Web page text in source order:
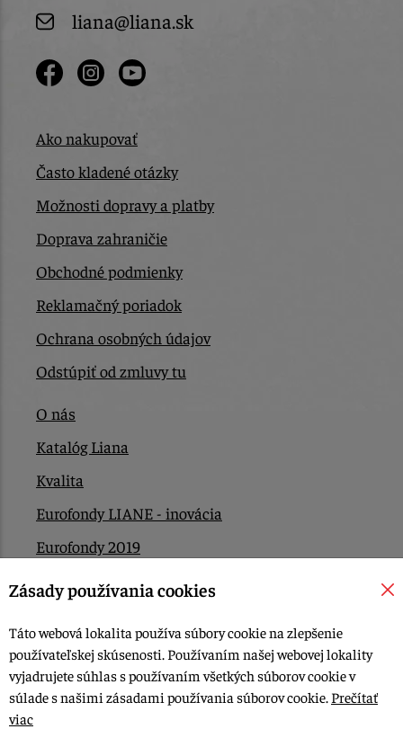
liana@liana.sk
Ako nakupovať
Často kladené otázky
Možnosti dopravy a platby
Doprava zahraničie
Obchodné podmienky
Reklamačný poriadok
Ochrana osobných údajov
Odstúpiť od zmluvy tu
O nás
Katalóg Liana
Kvalita
Eurofondy LIANE - inovácia
Eurofondy 2019
Eurofondy 2022/2023
Kontakt
© 2015-2026, LIANA GOLIAŠ s.r.o. všetky práva vyhradené.
Zásady používania cookies
Táto webová lokalita používa súbory cookie na zlepšenie
používateľskej skúsenosti. Používaním našej webovej lokality
vyjadrujete súhlas s používaním všetkých súborov cookie v
súlade s našimi zásadami používania súborov cookie. Prečítať
viac